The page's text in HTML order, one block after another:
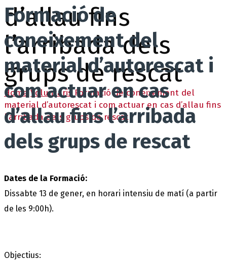
d’allau fins
l’arribada dels
grups de rescat
Home Voluntaris Formació de coneixement del
material d’autorescat i com actuar en cas d’allau fins
l’arribada dels grups de rescat
Formació de
coneixement del
material d’autorescat i
com actuar en cas
d’allau fins l’arribada
dels grups de rescat
Dates de la Formació:
Dissabte 13 de gener, en horari intensiu de matí (a partir
de les 9:00h).
Objectius: